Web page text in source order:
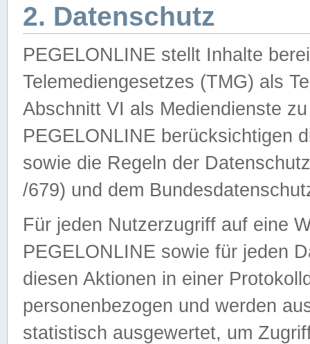
2. Datenschutz
PEGELONLINE stellt Inhalte
Telemediengesetzes (TMG) als
Abschnitt VI als Mediendienste
PEGELONLINE berücksichtigen
sowie die Regeln der
/679) und dem
Für jeden Nutzerzugriff auf eine
PEGELONLINE sowie für jeden
diesen Aktionen in einer
personenbezogen und werden
statistisch ausgewertet, um